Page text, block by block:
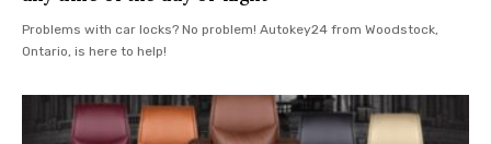
Problems with car locks? No problem! Autokey24 from Woodstock,
Ontario, is here to help!